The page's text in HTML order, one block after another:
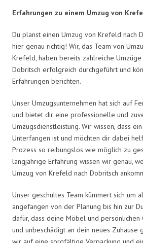
Erfahrungen zu einem Umzug von
Du planst einen Umzug von Krefeld nach
hier genau richtig! Wir, das Team von
Krefeld, haben bereits zahlreiche
Dobritsch erfolgreich durchgeführt und
Erfahrungen berichten.
Unser Umzugsunternehmen hat sich auf
und bietet dir eine professionelle und
Umzugsdienstleistung. Wir wissen, dass
Unterfangen ist und möchten dir dabei
Prozess so reibungslos wie möglich zu
langjährige Erfahrung wissen wir genau,
Umzug von Krefeld nach Dobritsch
Unser geschultes Team kümmert sich um
angefangen von der Planung bis hin zur
dafür, dass deine Möbel und persönlichen
und unbeschädigt an dein neues Zuhause